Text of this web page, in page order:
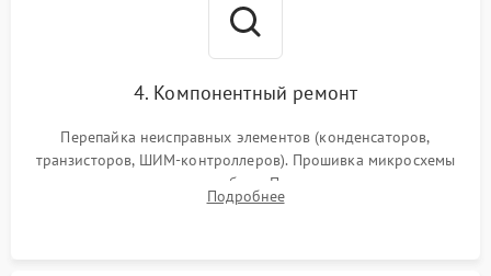
4. Компонентный ремонт
Перепайка неисправных элементов (конденсаторов,
транзисторов, ШИМ-контроллеров). Прошивка микросхемы
памяти при программных сбоях. При поломке подсветки —
разборка матрицы и замена выгоревших светодиодов.
Подробнее